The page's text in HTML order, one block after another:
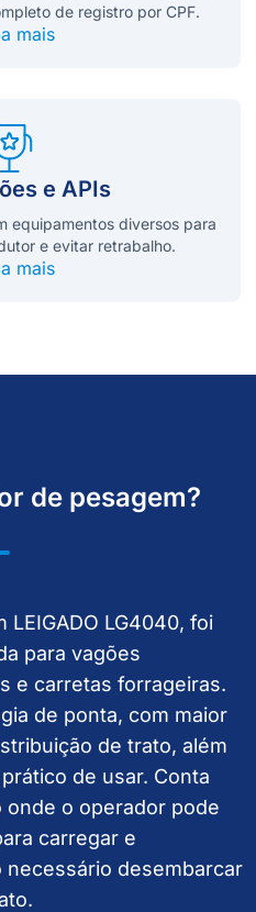
de registro por CPF.
mais
e APIs
equipamentos diversos para
e evitar retrabalho.
mais
de pesagem?
LEIGADO LG4040, foi
para vagões
e carretas forrageiras.
de ponta, com maior
de trato, além
de usar. Conta
onde o operador pode
carregar e
desembarcar